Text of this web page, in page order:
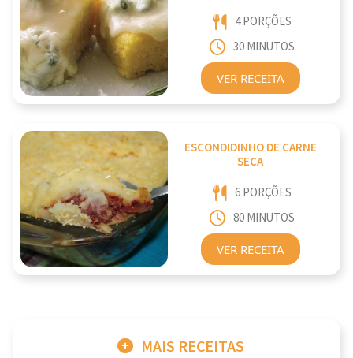
4 PORÇÕES
30 MINUTOS
VER RECEITA
ESCONDIDINHO DE CARNE
SECA
6 PORÇÕES
80 MINUTOS
VER RECEITA
MAIS RECEITAS